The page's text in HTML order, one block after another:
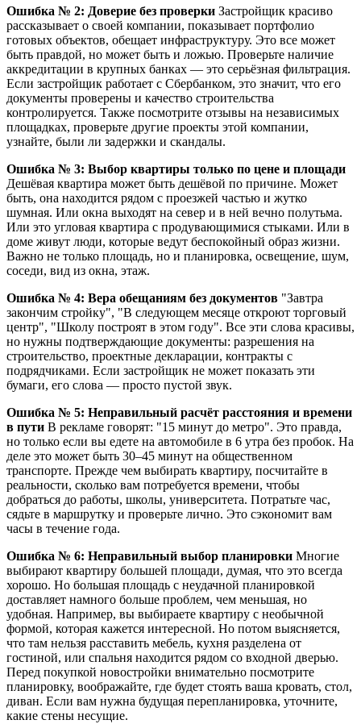
Ошибка № 2: Доверие без проверки Застройщик красиво
рассказывает о своей компании, показывает портфолио
готовых объектов, обещает инфраструктуру. Это все может
быть правдой, но может быть и ложью. Проверьте наличие
аккредитации в крупных банках — это серьёзная фильтрация.
Если застройщик работает с Сбербанком, это значит, что его
документы проверены и качество строительства
контролируется. Также посмотрите отзывы на независимых
площадках, проверьте другие проекты этой компании,
узнайте, были ли задержки и скандалы.
Ошибка № 3: Выбор квартиры только по цене и площади
Дешёвая квартира может быть дешёвой по причине. Может
быть, она находится рядом с проезжей частью и жутко
шумная. Или окна выходят на север и в ней вечно полутьма.
Или это угловая квартира с продувающимися стыками. Или в
доме живут люди, которые ведут беспокойный образ жизни.
Важно не только площадь, но и планировка, освещение, шум,
соседи, вид из окна, этаж.
Ошибка № 4: Вера обещаниям без документов "Завтра
закончим стройку", "В следующем месяце откроют торговый
центр", "Школу построят в этом году". Все эти слова красивы,
но нужны подтверждающие документы: разрешения на
строительство, проектные декларации, контракты с
подрядчиками. Если застройщик не может показать эти
бумаги, его слова — просто пустой звук.
Ошибка № 5: Неправильный расчёт расстояния и времени
в пути В рекламе говорят: "15 минут до метро". Это правда,
но только если вы едете на автомобиле в 6 утра без пробок. На
деле это может быть 30–45 минут на общественном
транспорте. Прежде чем выбирать квартиру, посчитайте в
реальности, сколько вам потребуется времени, чтобы
добраться до работы, школы, университета. Потратьте час,
сядьте в маршрутку и проверьте лично. Это сэкономит вам
часы в течение года.
Ошибка № 6: Неправильный выбор планировки Многие
выбирают квартиру большей площади, думая, что это всегда
хорошо. Но большая площадь с неудачной планировкой
доставляет намного больше проблем, чем меньшая, но
удобная. Например, вы выбираете квартиру с необычной
формой, которая кажется интересной. Но потом выясняется,
что там нельзя расставить мебель, кухня разделена от
гостиной, или спальня находится рядом со входной дверью.
Перед покупкой новостройки внимательно посмотрите
планировку, воображайте, где будет стоять ваша кровать, стол,
диван. Если вам нужна будущая перепланировка, уточните,
какие стены несущие.